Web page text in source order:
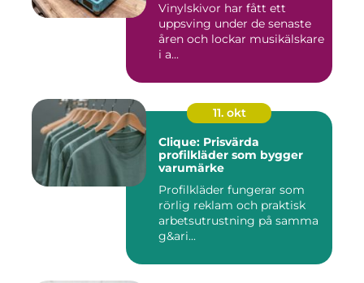
Vinylskivor har fått ett
uppsving under de senaste
åren och lockar musikälskare
i a...
11. okt
Clique: Prisvärda
profilkläder som bygger
varumärke
Profilkläder fungerar som
rörlig reklam och praktisk
arbetsutrustning på samma
g&ari...